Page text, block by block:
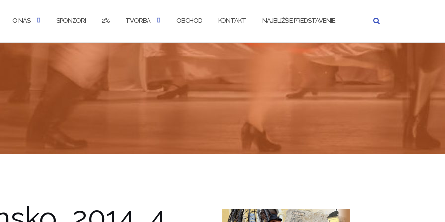
O NÁS SPONZORI 2% TVORBA OBCHOD KONTAKT NAJBLIŽŠIE PREDSTAVENIE